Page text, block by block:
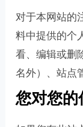
对于本网站的
料中提供的个
看、编辑或删
名外）、站点
您对您的